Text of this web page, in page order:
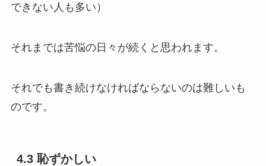
できない人も多い）
それまでは苦悩の日々が続くと思われます。
それでも書き続けなければならないのは難しいも
のです。
4.3 恥ずかしい